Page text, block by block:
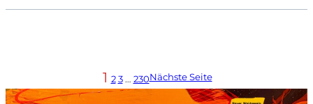
1 2 3 … 230Nächste Seite